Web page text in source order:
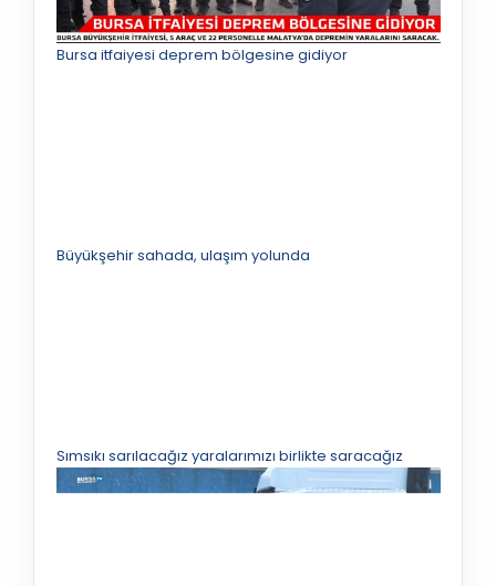
Bursa itfaiyesi deprem bölgesine gidiyor
Büyükşehir sahada, ulaşım yolunda
Sımsıkı sarılacağız yaralarımızı birlikte saracağız